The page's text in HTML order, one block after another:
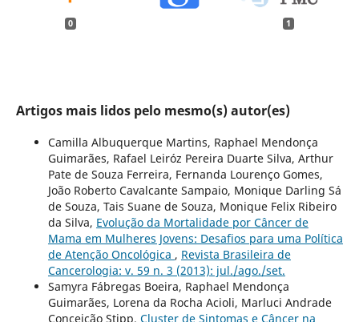
0 1
Artigos mais lidos pelo mesmo(s) autor(es)
Camilla Albuquerque Martins, Raphael Mendonça
Guimarães, Rafael Leiróz Pereira Duarte Silva, Arthur
Pate de Souza Ferreira, Fernanda Lourenço Gomes,
João Roberto Cavalcante Sampaio, Monique Darling Sá
de Souza, Tais Suane de Souza, Monique Felix Ribeiro
da Silva, Evolução da Mortalidade por Câncer de
Mama em Mulheres Jovens: Desafios para uma Política
de Atenção Oncológica , Revista Brasileira de
Cancerologia: v. 59 n. 3 (2013): jul./ago./set.
Samyra Fábregas Boeira, Raphael Mendonça
Guimarães, Lorena da Rocha Acioli, Marluci Andrade
Conceição Stipp, Cluster de Sintomas e Câncer na